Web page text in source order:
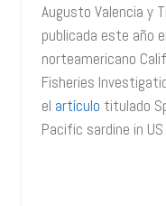
Augusto Valencia y
publicada este año
norteamericano
Fisheries
el artículo titulado
Pacific sardine in